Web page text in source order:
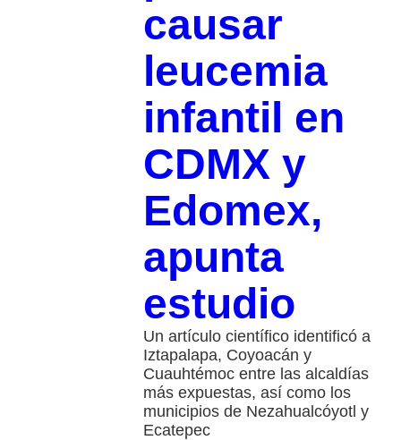
causar
leucemia
infantil en
CDMX y
Edomex,
apunta
estudio
Un artículo científico identificó a
Iztapalapa, Coyoacán y
Cuauhtémoc entre las alcaldías
más expuestas, así como los
municipios de Nezahualcóyotl y
Ecatepec